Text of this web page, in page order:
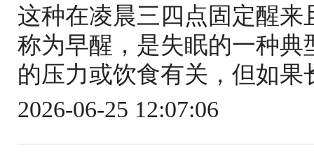
这种在凌晨三四点固定醒
称为早醒，是失眠的一种
的压力或饮食有关，但如
2026-06-25 12:07:06